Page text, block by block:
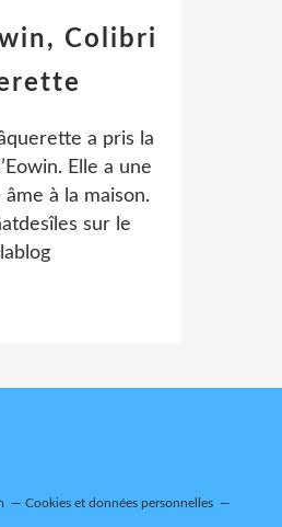
Colibri
a pris la
Elle a une
à la maison.
sur le
Cookies et données personnelles